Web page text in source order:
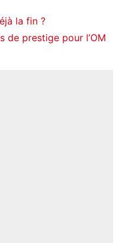
la fin ?
de prestige pour l’OM